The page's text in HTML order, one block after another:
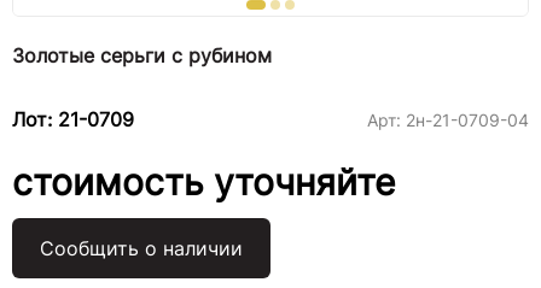
Золотые серьги с рубином
Лот: 21-0709 Арт: 2н-21-0709-04
стоимость уточняйте
Сообщить о наличии